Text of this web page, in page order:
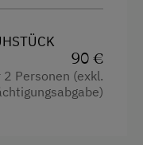
90 €
Personen (exkl.